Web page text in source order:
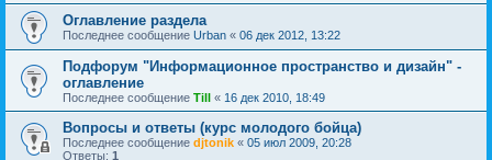
Оглавление раздела
Последнее сообщение Urban « 06 дек 2012, 13:22
Подфорум "Информационное пространство и дизайн" -
оглавление
Последнее сообщение Till « 16 дек 2010, 18:49
Вопросы и ответы (курс молодого бойца)
Последнее сообщение djtonik « 05 июл 2009, 20:28
Ответы: 1